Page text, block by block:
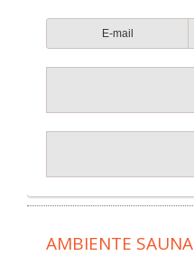
E-mail
AMBIENTE SAUNA